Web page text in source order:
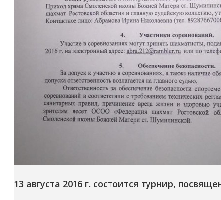
13 августа 2016 г. состоится турнир,